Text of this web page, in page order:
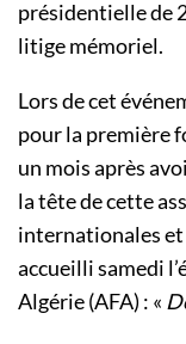
présidentielle de
litige mémoriel.
Lors de cet
pour la première
un mois après
la tête de cette
internationales et
accueilli samedi
Algérie (AFA) : «